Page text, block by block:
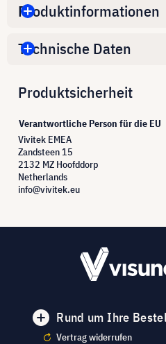
Produktinformationen
Technische Daten
Produktsicherheit
Verantwortliche Person für die EU
Vivitek EMEA
Zandsteen 15
2132 MZ Hoofddorp
Netherlands
info@vivitek.eu
Rund um Ihre
Vertrag widerrufen